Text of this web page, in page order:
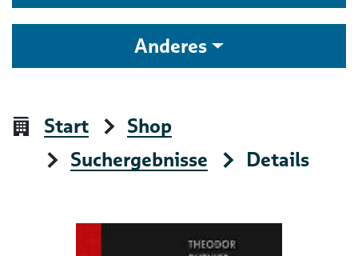
Anderes
Start
Shop
Suchergebnisse
Details